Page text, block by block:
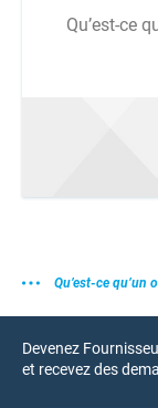
Qu’est-ce
Qu’est-ce qu’un
Devenez
et recevez des